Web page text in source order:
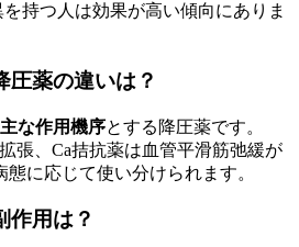
持つ人は効果が高い傾向にありま
圧薬の違いは？
な作用機序とする降圧薬です。
張、Ca拮抗薬は血管平滑筋弛緩が
に応じて使い分けられます。
作用は？